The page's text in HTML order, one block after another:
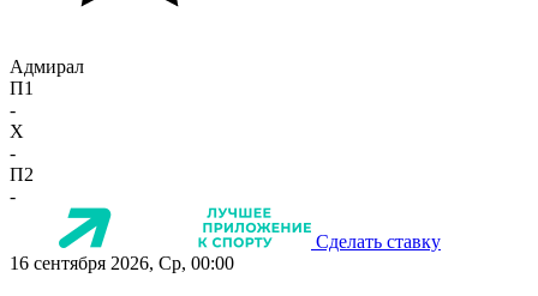
Адмирал
П1
-
X
-
П2
-
Сделать ставку
16 сентября 2026, Ср, 00:00